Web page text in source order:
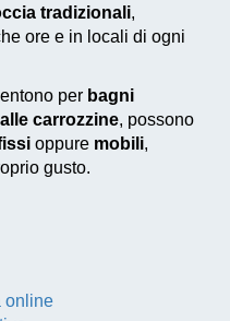
tradizionali,
ore e in locali di ogni
per bagni
carrozzine, possono
oppure mobili,
gusto.